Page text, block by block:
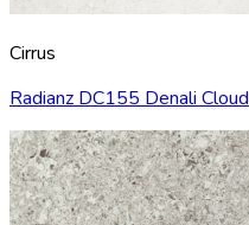
Cirrus
Radianz DC155 Denali Cloud